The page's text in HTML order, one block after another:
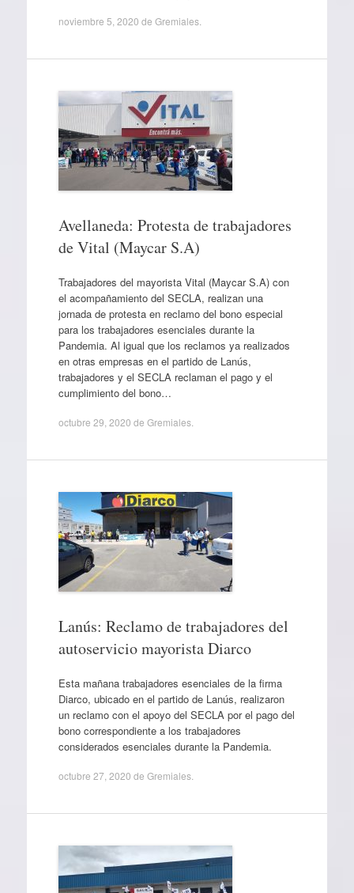
noviembre 5, 2020 de Gremiales.
Avellaneda: Protesta de trabajadores
de Vital (Maycar S.A)
Trabajadores del mayorista Vital (Maycar S.A) con
el acompañamiento del SECLA, realizan una
jornada de protesta en reclamo del bono especial
para los trabajadores esenciales durante la
Pandemia. Al igual que los reclamos ya realizados
en otras empresas en el partido de Lanús,
trabajadores y el SECLA reclaman el pago y el
cumplimiento del bono…
octubre 29, 2020 de Gremiales.
Lanús: Reclamo de trabajadores del
autoservicio mayorista Diarco
Esta mañana trabajadores esenciales de la firma
Diarco, ubicado en el partido de Lanús, realizaron
un reclamo con el apoyo del SECLA por el pago del
bono correspondiente a los trabajadores
considerados esenciales durante la Pandemia.
octubre 27, 2020 de Gremiales.